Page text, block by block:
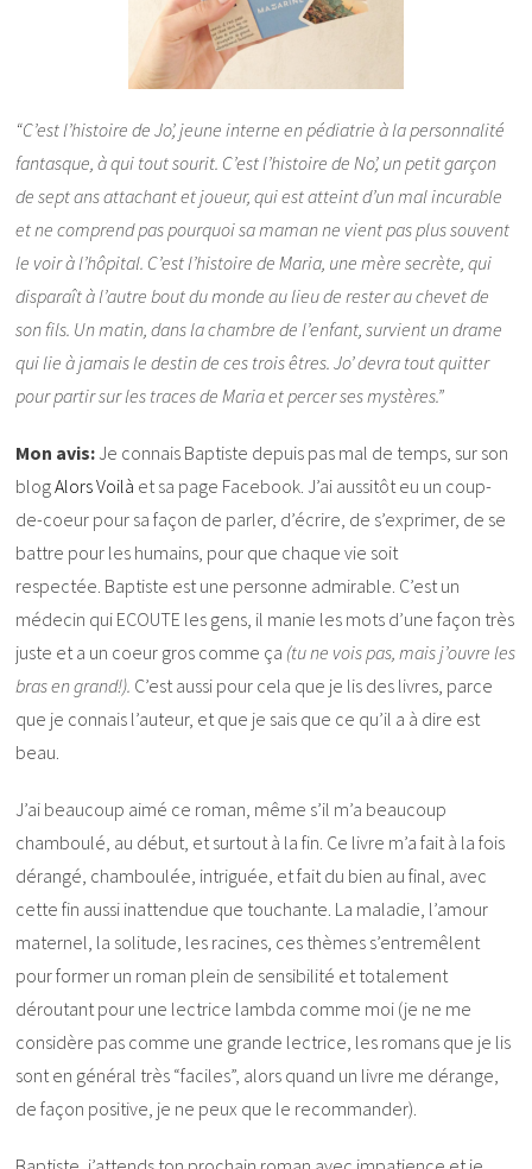
“C’est l’histoire de Jo’, jeune interne en pédiatrie à la personnalité
fantasque, à qui tout sourit. C’est l’histoire de No’, un petit garçon
de sept ans attachant et joueur, qui est atteint d’un mal incurable
et ne comprend pas pourquoi sa maman ne vient pas plus souvent
le voir à l’hôpital. C’est l’histoire de Maria, une mère secrète, qui
disparaît à l’autre bout du monde au lieu de rester au chevet de
son fils. Un matin, dans la chambre de l’enfant, survient un drame
qui lie à jamais le destin de ces trois êtres. Jo’ devra tout quitter
pour partir sur les traces de Maria et percer ses mystères.”
Mon avis:Je connais Baptiste depuis pas mal de temps, sur son
blogAlors Voilà et sa page Facebook. J’ai aussitôt eu un coup-
de-coeur pour sa façon de parler, d’écrire, de s’exprimer, de se
battre pour les humains, pour que chaque vie soit
respectée. Baptiste est une personne admirable. C’est un
médecin qui ECOUTE les gens, il manie les mots d’une façon très
juste et a un coeur gros comme ça (tu ne vois pas, mais j’ouvre les
bras en grand!). C’est aussi pour cela que je lis des livres, parce
que je connais l’auteur, et que je sais que ce qu’il a à dire est
beau.
J’ai beaucoup aimé ce roman, même s’il m’a beaucoup
chamboulé, au début, et surtout à la fin. Ce livre m’a fait à la fois
dérangé, chamboulée, intriguée, et fait du bien au final, avec
cette fin aussi inattendue que touchante. La maladie, l’amour
maternel, la solitude, les racines, ces thèmes s’entremêlent
pour former un roman plein de sensibilité et totalement
déroutant pour une lectrice lambda comme moi (je ne me
considère pas comme une grande lectrice, les romans que je lis
sont en général très “faciles”, alors quand un livre me dérange,
de façon positive, je ne peux que le recommander).